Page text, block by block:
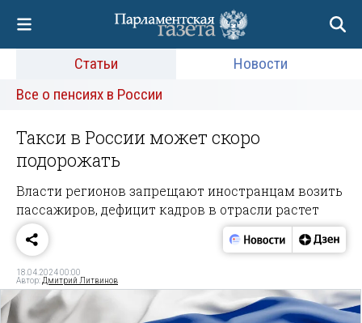
Статьи
Новости
Все о пенсиях в России
Такси в России может скоро
подорожать
Власти регионов запрещают иностранцам возить
пассажиров, дефицит кадров в отрасли растет
18.04.2024 00:00
Автор: Дмитрий Литвинов